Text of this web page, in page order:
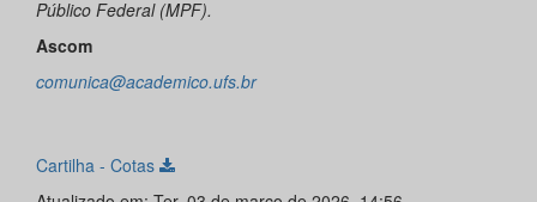
Público Federal (MPF).
Ascom
comunica@academico.ufs.br
Cartilha - Cotas